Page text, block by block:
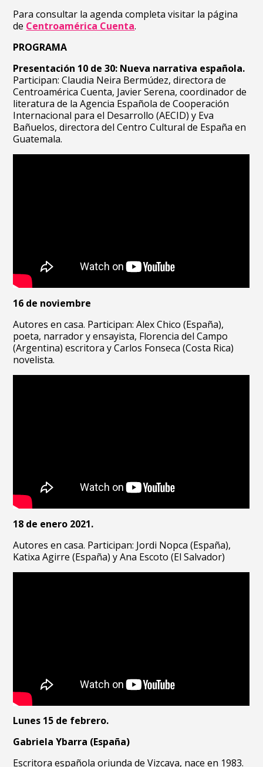
Para consultar la agenda completa visitar la página
de Centroamérica Cuenta.
PROGRAMA
Presentación 10 de 30: Nueva narrativa española.
Participan: Claudia Neira Bermúdez, directora de
Centroamérica Cuenta, Javier Serena, coordinador de
literatura de la Agencia Española de Cooperación
Internacional para el Desarrollo (AECID) y Eva
Bañuelos, directora del Centro Cultural de España en
Guatemala.
16 de noviembre
Autores en casa. Participan: Alex Chico (España),
poeta, narrador y ensayista, Florencia del Campo
(Argentina) escritora y Carlos Fonseca (Costa Rica)
novelista.
18 de enero 2021.
Autores en casa. Participan: Jordi Nopca (España),
Katixa Agirre (España) y Ana Escoto (El Salvador)
Lunes 15 de febrero.
Gabriela Ybarra (España)
Escritora española oriunda de Vizcaya, nace en 1983.